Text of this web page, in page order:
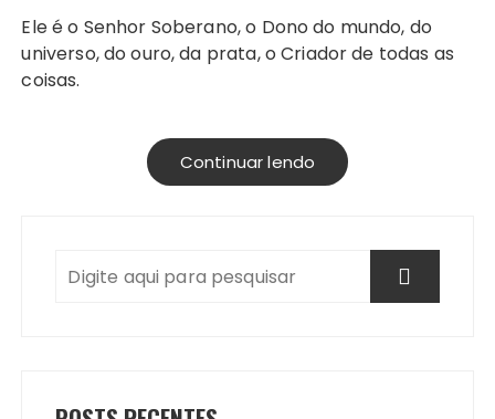
Ele é o Senhor Soberano, o Dono do mundo, do
universo, do ouro, da prata, o Criador de todas as
coisas.
Continuar lendo